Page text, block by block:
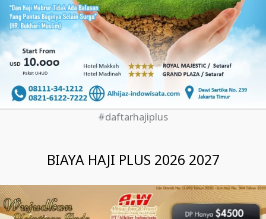
#daftarhajiplus
BIAYA HAJI PLUS 2026 2027